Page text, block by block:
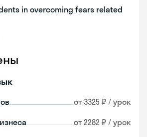
in overcoming fears related
от 3325 ₽ / урок
от 2282 ₽ / урок